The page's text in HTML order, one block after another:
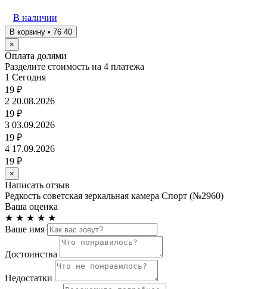
В наличии
В корзину • 76 40
×
Оплата долями
Разделите стоимость на 4 платежа
1 Сегодня
19 ₽
2 20.08.2026
19 ₽
3 03.09.2026
19 ₽
4 17.09.2026
19 ₽
×
Написать отзыв
Редкость советская зеркальная камера Спорт (№2960)
Ваша оценка
★ ★ ★ ★ ★
Ваше имя
Достоинства
Недостатки